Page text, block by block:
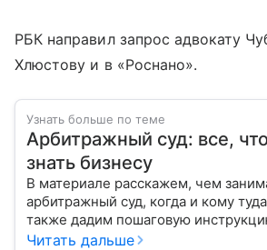
РБК направил запрос адвокату
Хлюстову и в «Роснано».
Узнать больше по теме
Арбитражный суд: все,
знать бизнесу
В материале расскажем, чем
арбитражный суд, когда и кому
также дадим пошаговую
искового заявления.
Читать дальше